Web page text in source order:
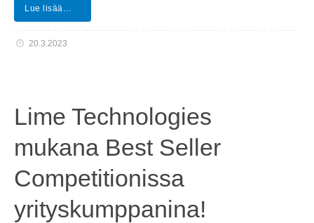
Lue lisää…
20.3.2023
Lime Technologies
mukana Best Seller
Competitionissa
yrityskumppanina!